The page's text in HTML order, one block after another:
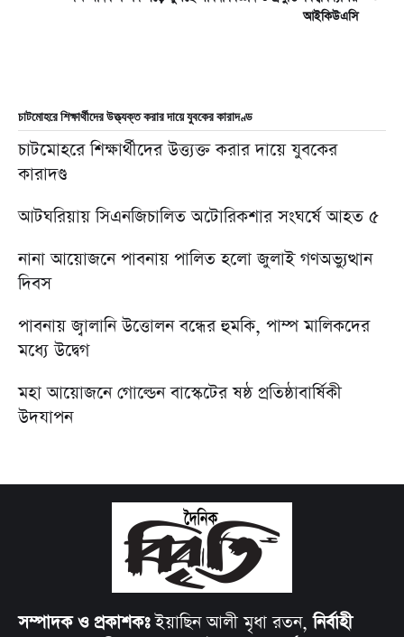
আইকিউএসি
চাটমোহরে শিক্ষার্থীদের উত্ত্যক্ত করার দায়ে যুবকের কারাদণ্ড
চাটমোহরে শিক্ষার্থীদের উত্ত্যক্ত করার দায়ে যুবকের
কারাদণ্ড
আটঘরিয়ায় সিএনজিচালিত অটোরিকশার সংঘর্ষে আহত ৫
নানা আয়োজনে পাবনায় পালিত হলো জুলাই গণঅভ্যুত্থান
দিবস
পাবনায় জ্বালানি উত্তোলন বন্ধের হুমকি, পাম্প মালিকদের
মধ্যে উদ্বেগ
মহা আয়োজনে গোল্ডেন বাস্কেটের ষষ্ঠ প্রতিষ্ঠাবার্ষিকী
উদযাপন
সম্পাদক ও প্রকাশকঃইয়াছিন আলী মৃধা রতন,নির্বাহী